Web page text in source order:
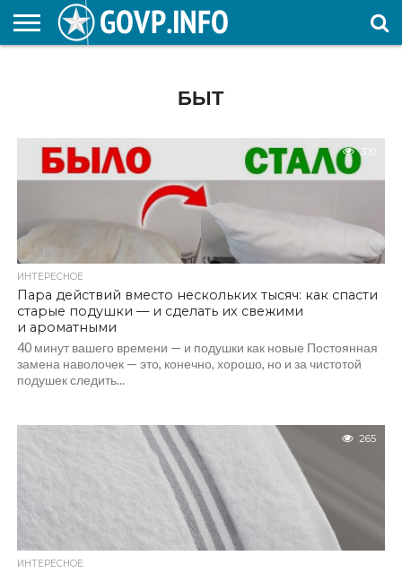
БЫТ
309
ИНТЕРЕСНОЕ
Пара действий вместо нескольких тысяч: как спасти
старые подушки — и сделать их свежими
и ароматными
40 минут вашего времени — и подушки как новые Постоянная
замена наволочек — это, конечно, хорошо, но и за чистотой
подушек следить...
265
ИНТЕРЕСНОЕ